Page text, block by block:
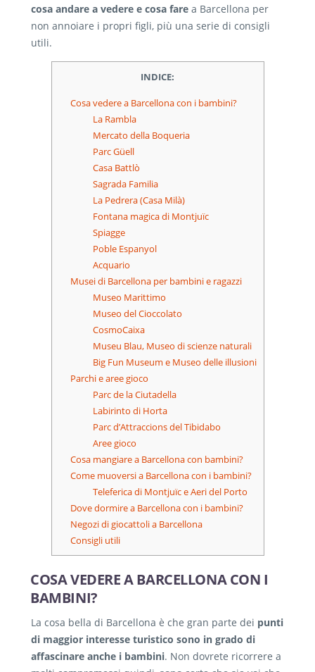
cosa andare a vedere e cosa fare a Barcellona per
non annoiare i propri figli, più una serie di consigli
utili.
INDICE:
Cosa vedere a Barcellona con i bambini?
La Rambla
Mercato della Boqueria
Parc Güell
Casa Battlò
Sagrada Familia
La Pedrera (Casa Milà)
Fontana magica di Montjuïc
Spiagge
Poble Espanyol
Acquario
Musei di Barcellona per bambini e ragazzi
Museo Marittimo
Museo del Cioccolato
CosmoCaixa
Museu Blau, Museo di scienze naturali
Big Fun Museum e Museo delle illusioni
Parchi e aree gioco
Parc de la Ciutadella
Labirinto di Horta
Parc d’Attraccions del Tibidabo
Aree gioco
Cosa mangiare a Barcellona con bambini?
Come muoversi a Barcellona con i bambini?
Teleferica di Montjuïc e Aeri del Porto
Dove dormire a Barcellona con i bambini?
Negozi di giocattoli a Barcellona
Consigli utili
COSA VEDERE A BARCELLONA CON I
BAMBINI?
La cosa bella di Barcellona è che gran parte dei punti
di maggior interesse turistico sono in grado di
affascinare anche i bambini. Non dovrete ricorrere a